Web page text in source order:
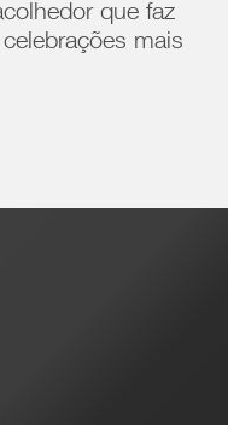
que faz
mais